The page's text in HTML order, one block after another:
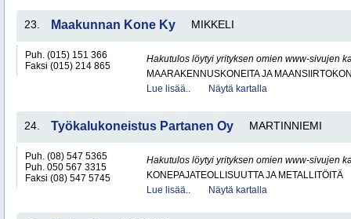
23. Maakunnan Kone Ky MIKKELI
Puh. (015) 151 366
Faksi (015) 214 865
Hakutulos löytyi yrityksen omien www-sivujen
MAARAKENNUSKONEITA JA
Lue lisää..
Näytä kartalla
24. Työkalukoneistus Partanen Oy MARTINNIEMI
Puh. (08) 547 5365
Puh. 050 567 3315
Faksi (08) 547 5745
Hakutulos löytyi yrityksen omien www-sivujen
KONEPAJATEOLLISUUTTA JA METALLITÖITÄ
Lue lisää..
Näytä kartalla